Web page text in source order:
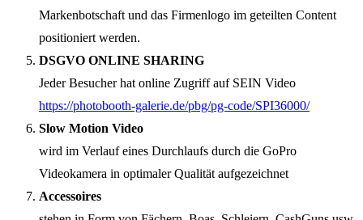
Markenbotschaft und das Firmenlogo im geteilten Content
positioniert werden.
DSGVO ONLINE SHARING
Jeder Besucher hat online Zugriff auf SEIN Video
https://photobooth-galerie.de/pbg/pg-code/SPI36000/
Slow Motion Video
wird im Verlauf eines Durchlaufs durch die GoPro
Videokamera in optimaler Qualität aufgezeichnet
Accessoires